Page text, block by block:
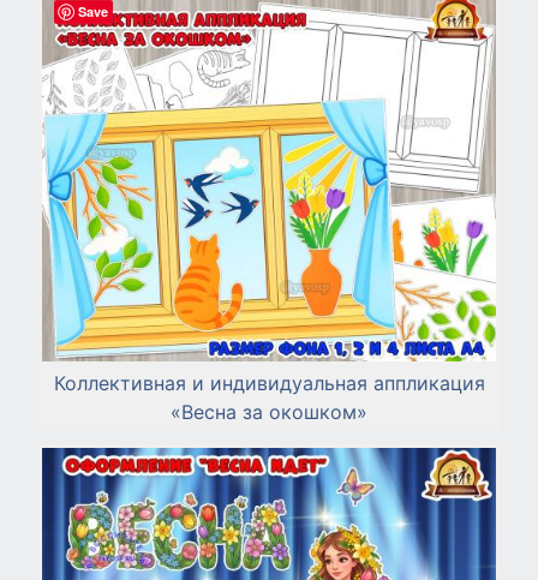
Коллективная и индивидуальная аппликация
«Весна за окошком»
Save